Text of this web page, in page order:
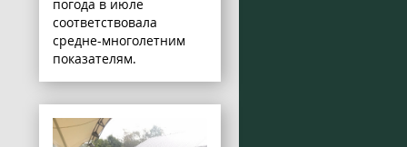
погода в июле
соответствовала
средне-многолетним
показателям.